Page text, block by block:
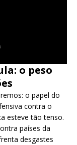
o peso
o papel do
contra o
esteve tão tenso.
países da
desgastes